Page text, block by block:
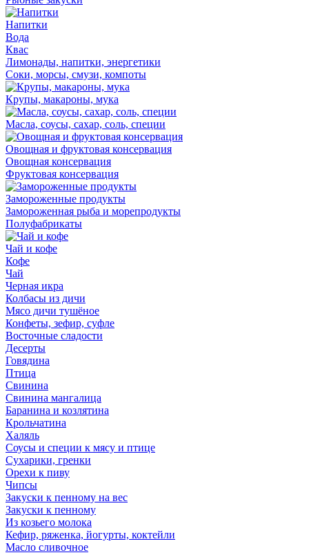
Напитки
Вода
Квас
Лимонады, напитки, энергетики
Соки, морсы, смузи, компоты
Крупы, макароны, мука
Масла, соусы, сахар, соль, специи
Овощная и фруктовая консервация
Овощная консервация
Фруктовая консервация
Замороженные продукты
Замороженная рыба и морепродукты
Полуфабрикаты
Чай и кофе
Кофе
Чай
Черная икра
Колбасы из дичи
Мясо дичи тушёное
Конфеты, зефир, суфле
Восточные сладости
Десерты
Говядина
Птица
Свинина
Свинина мангалица
Баранина и козлятина
Крольчатина
Халяль
Соусы и специи к мясу и птице
Сухарики, гренки
Орехи к пиву
Чипсы
Закуски к пенному на вес
Закуски к пенному
Из козьего молока
Кефир, ряженка, йогурты, коктейли
Масло сливочное